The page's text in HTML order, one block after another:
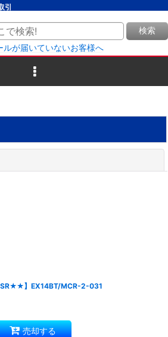
引
検索
ルが届いていないお客様へ
SR★★】EX14BT/MCR-2-031
売却する